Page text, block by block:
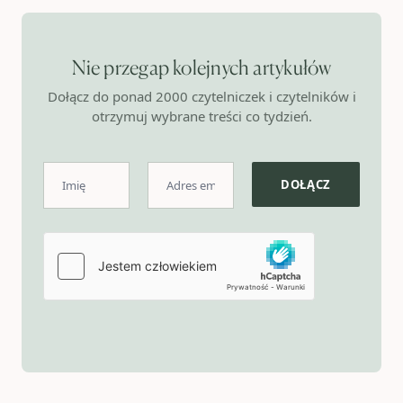
Nie przegap kolejnych artykułów
Dołącz do ponad 2000 czytelniczek i czytelników i
otrzymuj wybrane treści co tydzień.